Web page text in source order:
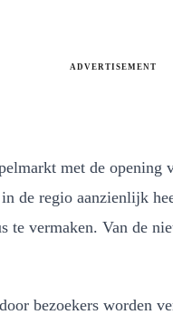
ADVERTISEMENT
met de
de regio aanzienlijk
vermaken. Van de
bezoekers worden